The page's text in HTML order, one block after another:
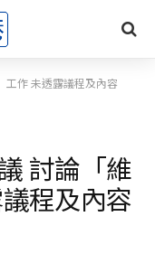
工作 未透露議程及內容
討論「維
程及內容